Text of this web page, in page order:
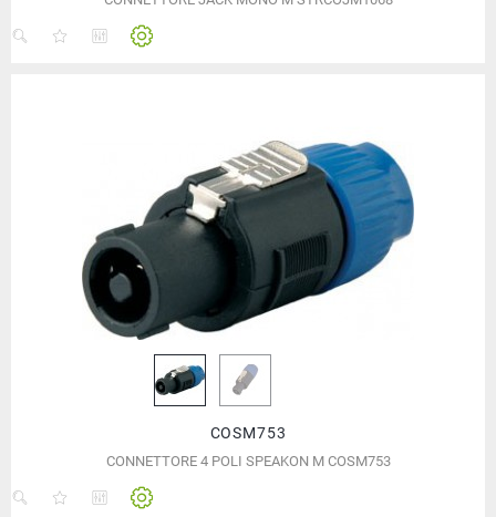
COSM753
CONNETTORE 4 POLI SPEAKON M COSM753